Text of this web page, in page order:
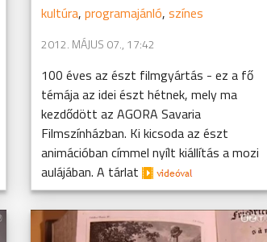
kultúra, programajánló, színes
2012. MÁJUS 07., 17:42
100 éves az észt filmgyártás - ez a fő
témája az idei észt hétnek, mely ma
kezdődött az AGORA Savaria
Filmszínházban. Ki kicsoda az észt
animációban címmel nyílt kiállítás a mozi
aulájában. A tárlat